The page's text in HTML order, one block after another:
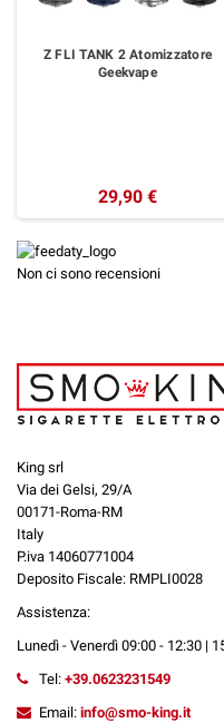
Z FLI TANK 2 Atomizzatore
Geekvape
29,90 €
Non ci sono recensioni
King srl
Via dei Gelsi, 29/A
00171-Roma-RM
Italy
P.iva 14060771004
Deposito Fiscale: RMPLI0028
Assistenza:
Lunedì - Venerdì 09:00 - 12:30 |
Tel: +39.0623231549
Email: info@smo-king.it